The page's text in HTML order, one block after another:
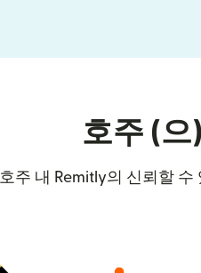
호주 (으
호주 내 Remitly의 신뢰할